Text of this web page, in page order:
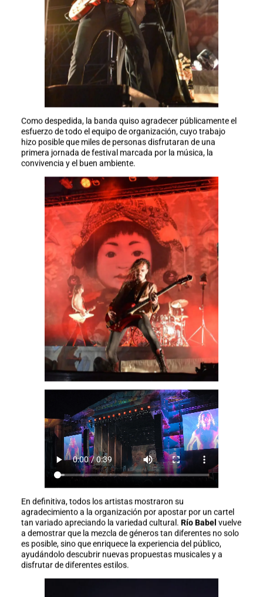
Como despedida, la banda quiso agradecer públicamente el
esfuerzo de todo el equipo de organización, cuyo trabajo
hizo posible que miles de personas disfrutaran de una
primera jornada de festival marcada por la música, la
convivencia y el buen ambiente.
En definitiva, todos los artistas mostraron su
agradecimiento a la organización por apostar por un cartel
tan variado apreciando la variedad cultural. Río Babel vuelve
a demostrar que la mezcla de géneros tan diferentes no solo
es posible, sino que enriquece la experiencia del público,
ayudándolo descubrir nuevas propuestas musicales y a
disfrutar de diferentes estilos.